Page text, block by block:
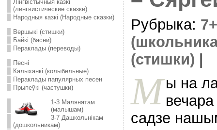
Лінгвістычныя казкі
(лингвистические сказки)
Народныя казкі (Народные сказки)
Вершыкі (стишки)
Байкі (басни)
Пераклады (переводы)
Песні
Калыханкі (колыбельные)
Пераклады папулярных песен
Прыпеўкі (частушки)
1-3 Малянятам
(малышам)
3-7 Дашкольнікам
(дошкольникам)
Рубрыка:
(стишки)
М ы на
садзе